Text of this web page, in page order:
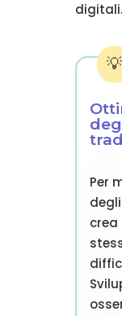
digitali.
Per
crea